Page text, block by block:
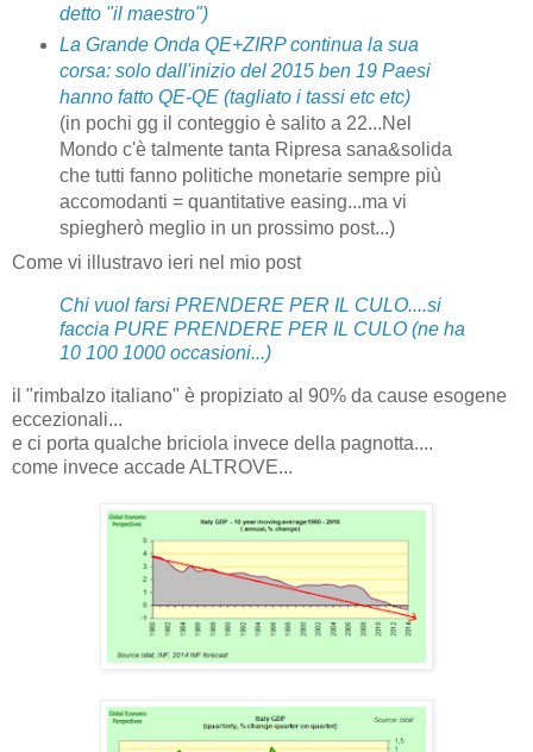
detto "il maestro")
La Grande Onda QE+ZIRP continua la sua
corsa: solo dall'inizio del 2015 ben 19 Paesi
hanno fatto QE-QE (tagliato i tassi etc etc)
(in pochi gg il conteggio è salito a 22...Nel
Mondo c'è talmente tanta Ripresa sana&solida
che tutti fanno politiche monetarie sempre più
accomodanti = quantitative easing...ma vi
spiegherò meglio in un prossimo post...)
Come vi illustravo ieri nel mio post
Chi vuol farsi PRENDERE PER IL CULO....si
faccia PURE PRENDERE PER IL CULO (ne ha
10 100 1000 occasioni...)
il "rimbalzo italiano" è propiziato al 90% da cause esogene
eccezionali...
e ci porta qualche briciola invece della pagnotta....
come invece accade ALTROVE...